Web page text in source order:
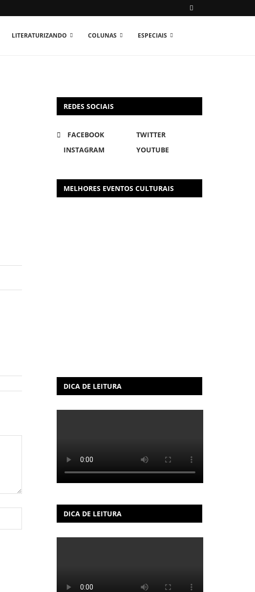
LITERATURIZANDO COLUNAS ESPECIAIS
REDES SOCIAIS
FACEBOOK
TWITTER
INSTAGRAM
YOUTUBE
MELHORES EVENTOS CULTURAIS
DICA DE LEITURA
DICA DE LEITURA